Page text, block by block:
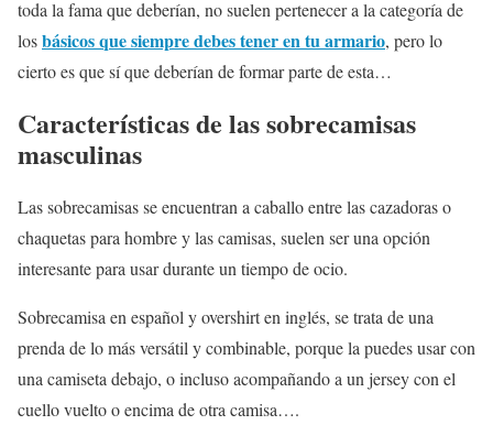
toda la fama que deberían, no suelen pertenecer a la categoría de
losbásicos que siempre debes tener en tu armario, pero lo
cierto es que sí que deberían de formar parte de esta…
Características de las sobrecamisas
masculinas
Las sobrecamisas se encuentran a caballo entre las cazadoras o
chaquetas para hombre y las camisas, suelen ser una opción
interesante para usar durante un tiempo de ocio.
Sobrecamisa en español y overshirt en inglés, se trata de una
prenda de lo más versátil y combinable, porque la puedes usar con
una camiseta debajo, o incluso acompañando a un jersey con el
cuello vuelto o encima de otra camisa….